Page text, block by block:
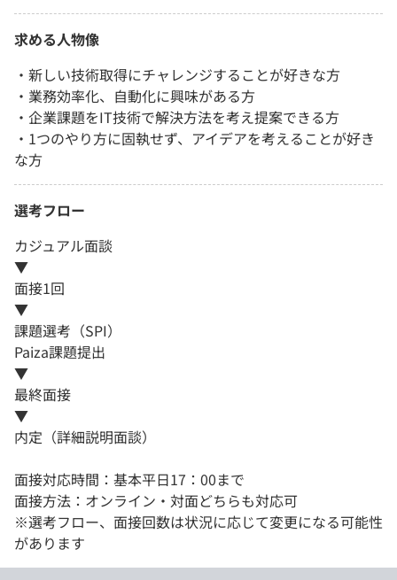
求める人物像
・新しい技術取得にチャレンジすることが好きな方
・業務効率化、自動化に興味がある方
・企業課題をIT技術で解決方法を考え提案できる方
・1つのやり方に固執せず、アイデアを考えることが好き
な方
選考フロー
カジュアル面談
▼
面接1回
▼
課題選考（SPI）
Paiza課題提出
▼
最終面接
▼
内定（詳細説明面談）
面接対応時間：基本平日17：00まで
面接方法：オンライン・対面どちらも対応可
※選考フロー、面接回数は状況に応じて変更になる可能性
があります